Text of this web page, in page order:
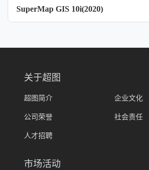
SuperMap GIS 10i(2020)
关于超图
超图简介 企业文化
公司荣誉 社会责任
人才招聘
市场活动